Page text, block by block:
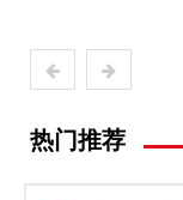
热门推荐